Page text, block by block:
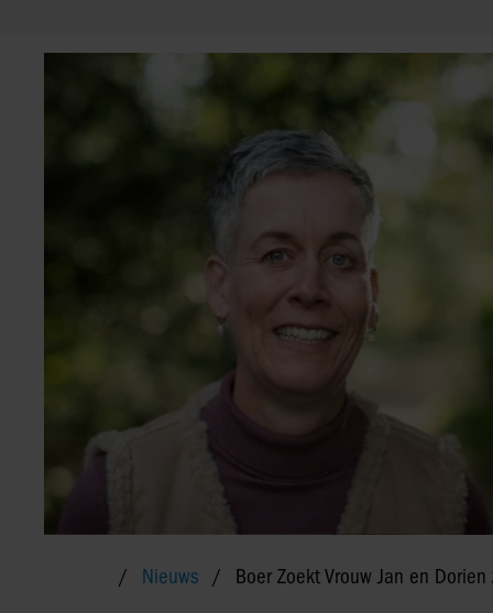
Nieuws Boer Zoekt Vrouw Jan en